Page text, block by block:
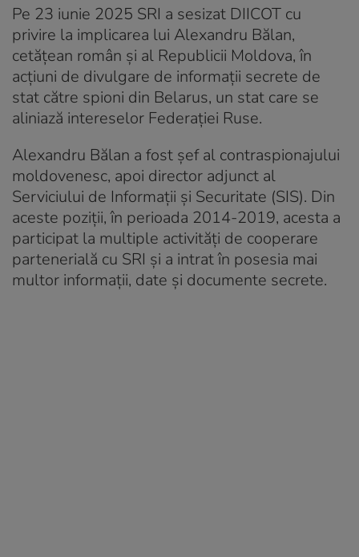
Pe 23 iunie 2025 SRI a sesizat DIICOT cu
privire la implicarea lui Alexandru Bălan,
cetățean român și al Republicii Moldova, în
acțiuni de divulgare de informații secrete de
stat către spioni din Belarus, un stat care se
aliniază intereselor Federației Ruse.
Alexandru Bălan a fost șef al contraspionajului
moldovenesc, apoi director adjunct al
Serviciului de Informații și Securitate (SIS). Din
aceste poziții, în perioada 2014-2019, acesta a
participat la multiple activități de cooperare
partenerială cu SRI și a intrat în posesia mai
multor informații, date și documente secrete.